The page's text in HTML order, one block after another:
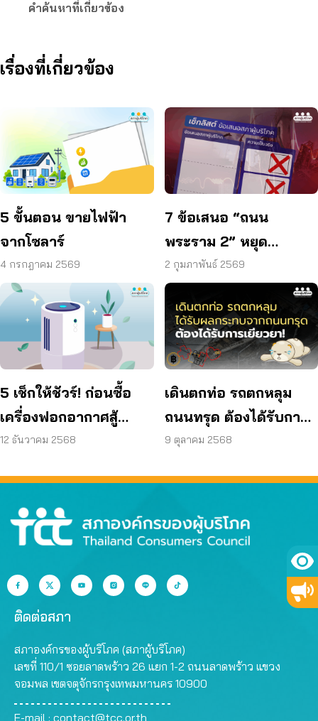
คำค้นหาที่เกี่ยวข้อง
เรื่องที่เกี่ยวข้อง
5 ขั้นตอน ขายไฟฟ้า
จากโซลาร์
4 กรกฎาคม 2569
7 ข้อเสนอ “ถนน
พระราม 2” หยุด
อุบัติเหตุ – เจ็บ – ตาย
2 กุมภาพันธ์ 2569
5 เช็กให้ชัวร์! ก่อนซื้อ
เครื่องฟอกอากาศสู้
PM2.5
12 ธันวาคม 2568
เดินตกท่อ รถตกหลุม
ถนนทรุด ต้องได้รับการ
เยียวยา!
9 ตุลาคม 2568
ติดต่อสภา
สภาองค์กรของผู้บริโภค (สภาผู้บริโภค)
เลขที่ 110/1 ซอยลาดพร้าว 26 แยก 1-2 ถนนลาดพร้าว แขวง
จอมพล เขตจตุจักรกรุงเทพมหานคร 10900
E-mail : contact@tcc.or.th